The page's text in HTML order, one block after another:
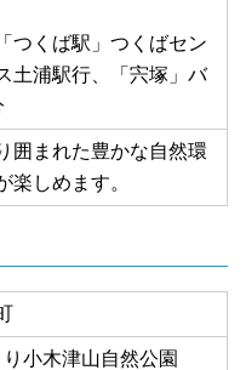
つくば駅」つくばセン
土浦駅行、「宍塚」バ
囲まれた豊かな自然環
楽しめます。
小木津山自然公園